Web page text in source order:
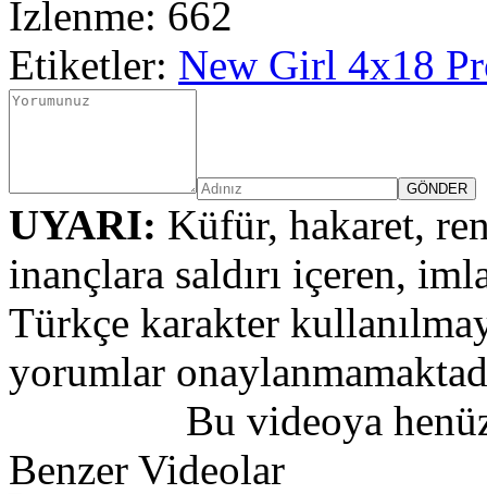
İzlenme: 662
Etiketler: New Girl 4x18
UYARI: Küfür, hakaret,
inançlara saldırı içeren,
Türkçe karakter
yorumlar
Bu videoya
Benzer Videolar